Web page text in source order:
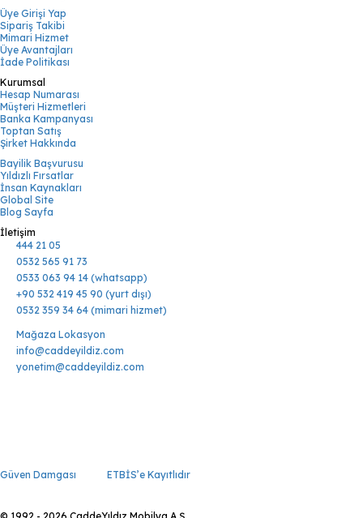
Üye Girişi Yap
Sipariş Takibi
Mimari Hizmet
Üye Avantajları
İade Politikası
Kurumsal
Hesap Numarası
Müşteri Hizmetleri
Banka Kampanyası
Toptan Satış
Şirket Hakkında
Bayilik Başvurusu
Yıldızlı Fırsatlar
İnsan Kaynakları
Global Site
Blog Sayfa
İletişim
444 21 05
0532 565 91 73
0533 063 94 14 (whatsapp)
+90 532 419 45 90 (yurt dışı)
0532 359 34 64 (mimari hizmet)
Mağaza Lokasyon
info@caddeyildiz.com
yonetim@caddeyildiz.com
Güven Damgası ETBİS’e Kayıtlıdır